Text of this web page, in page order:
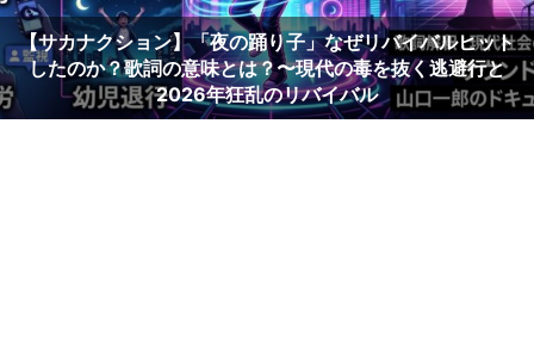
【サカナクション】「夜の踊り子」なぜリバイバルヒット
したのか？歌詞の意味とは？〜現代の毒を抜く逃避行と
2026年狂乱のリバイバル